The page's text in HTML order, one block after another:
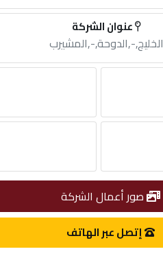
عنوان الشركة
الخليج,-,الدوحة,-,المشيرب
صور أعمال الشركة
إتصل عبر الهاتف